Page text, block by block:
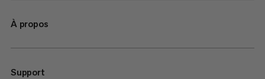
À propos
Support